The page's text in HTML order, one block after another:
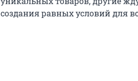
создания равных условий для